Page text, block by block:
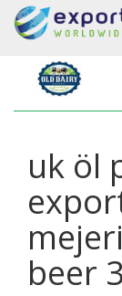
uk öl
beer